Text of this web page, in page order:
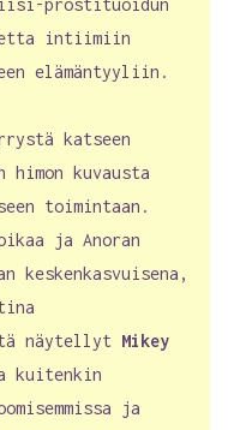
prostituoidun
intiimiin
elämäntyyliin.
katseen
kuvausta
toimintaan.
ja Anoran
keskenkasvuisena,
näytellyt Mikey
kuitenkin
ja